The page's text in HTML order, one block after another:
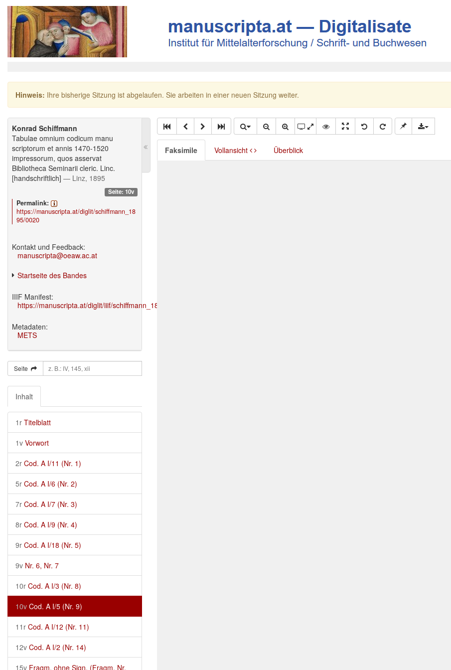
Hinweis: Ihre bisherige Sitzung ist abgelaufen. Sie arbeiten in einer neuen Sitzung weiter.
Konrad Schiffmann
Tabulae omnium codicum manu
scriptorum et annis 1470-1520
impressorum, quos asservat
Bibliotheca Seminarii cleric. Linc.
[handschriftlich] — Linz, 1895
Seite: 10v
Permalink:
https://manuscripta.at/diglit/schiffmann_18
95/0020
Kontakt und Feedback:
manuscripta@oeaw.ac.at
Startseite des Bandes
IIIF Manifest:
https://manuscripta.at/diglit/iiif/schiffmann_1895/manifest.json
Metadaten:
METS
Seite
Inhalt
1r Titelblatt
1v Vorwort
2r Cod. A I/11 (Nr. 1)
5r Cod. A I/6 (Nr. 2)
7r Cod. A I/7 (Nr. 3)
8r Cod. A I/9 (Nr. 4)
9r Cod. A I/18 (Nr. 5)
9v Nr. 6, Nr. 7
10r Cod. A I/3 (Nr. 8)
10v Cod. A I/5 (Nr. 9)
11r Cod. A I/12 (Nr. 11)
12v Cod. A I/2 (Nr. 14)
15v Fragm. ohne Sign. (Fragm. Nr.
Faksimile Vollansicht Überblick